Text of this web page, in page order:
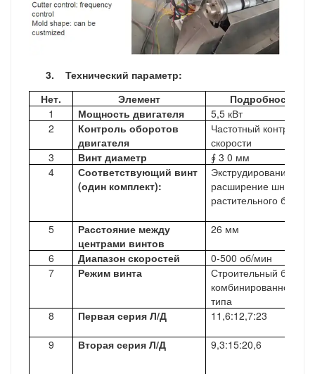
3.
Технический параметр:
Нет.
Элемент
Подробности
1
Мощность двигателя 5,5 кВт
2
Контроль оборотов
двигателя
Частотный контроль
скорости
3
Винт диаметр ∮ 3 0 мм
4
Соответствующий винт
(один комплект):
Экструдирование и
расширение шнека
растительного белка
5
Расстояние между
центрами винтов
26 мм
6 Диапазон скоростей
0-500 об/мин
7
Режим винта
Строительный блок
комбинированного
типа
8
Первая серия Л/Д 11,6:12,7:23
9 Вторая серия Л/Д 9,3:15:20,6